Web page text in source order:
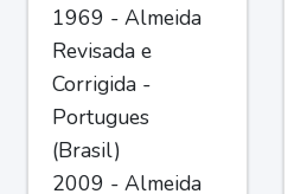
1969 - Almeida
Revisada e
Corrigida -
Portugues
(Brasil)
2009 - Almeida